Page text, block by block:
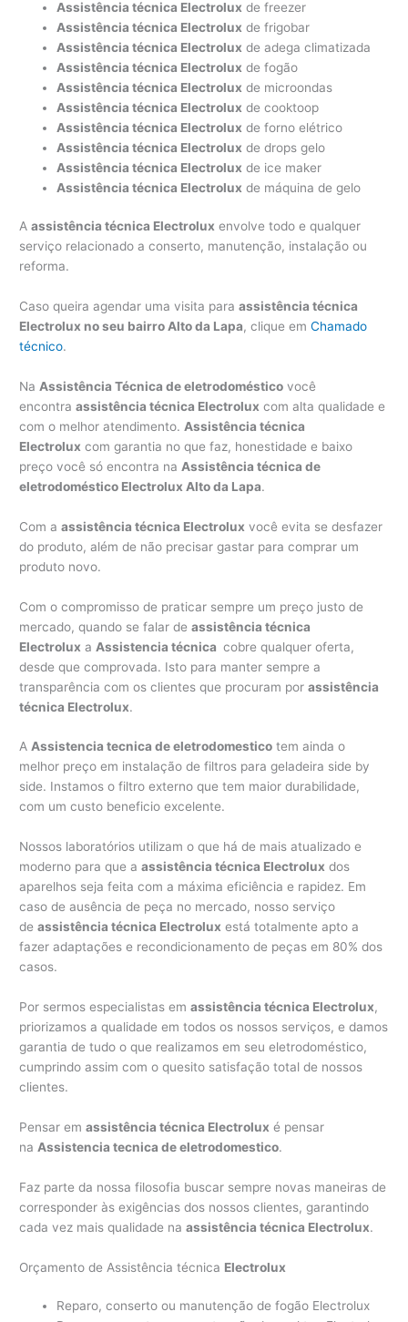
Assistência técnica Electrolux de freezer
Assistência técnica Electrolux de frigobar
Assistência técnica Electrolux de adega climatizada
Assistência técnica Electrolux de fogão
Assistência técnica Electrolux de microondas
Assistência técnica Electrolux de cooktoop
Assistência técnica Electrolux de forno elétrico
Assistência técnica Electrolux de drops gelo
Assistência técnica Electrolux de ice maker
Assistência técnica Electrolux de máquina de gelo
Aassistência técnica Electrolux envolve todo e qualquer
serviço relacionado a conserto, manutenção, instalação ou
reforma.
Caso queira agendar uma visita paraassistência técnica
Electrolux no seu bairro Alto da Lapa, clique emChamado
técnico.
Na Assistência Técnica de eletrodoméstico você
encontraassistência técnica Electrolux com alta qualidade e
com o melhor atendimento. Assistência técnica
Electrolux com garantia no que faz, honestidade e baixo
preço você só encontra na Assistência técnica de
eletrodoméstico Electrolux Alto da Lapa.
Com aassistência técnica Electrolux você evita se desfazer
do produto, além de não precisar gastar para comprar um
produto novo.
Com o compromisso de praticar sempre um preço justo de
mercado, quando se falar deassistência técnica
Electrolux a Assistencia técnica cobre qualquer oferta,
desde que comprovada. Isto para manter sempre a
transparência com os clientes que procuram porassistência
técnica Electrolux.
AAssistencia tecnica de eletrodomestico tem ainda o
melhor preço em instalação de filtros para geladeira side by
side. Instamos o filtro externo que tem maior durabilidade,
com um custo beneficio excelente.
Nossos laboratórios utilizam o que há de mais atualizado e
moderno para que aassistência técnica Electrolux dos
aparelhos seja feita com a máxima eficiência e rapidez. Em
caso de ausência de peça no mercado, nosso serviço
deassistência técnica Electrolux está totalmente apto a
fazer adaptações e recondicionamento de peças em 80% dos
casos.
Por sermos especialistas emassistência técnica Electrolux,
priorizamos a qualidade em todos os nossos serviços, e damos
garantia de tudo o que realizamos em seu eletrodoméstico,
cumprindo assim com o quesito satisfação total de nossos
clientes.
Pensar emassistência técnica Electrolux é pensar
na Assistencia tecnica de eletrodomestico.
Faz parte da nossa filosofia buscar sempre novas maneiras de
corresponder às exigências dos nossos clientes, garantindo
cada vez mais qualidade naassistência técnica Electrolux.
Orçamento de Assistência técnica Electrolux
Reparo, conserto ou manutenção de fogão Electrolux